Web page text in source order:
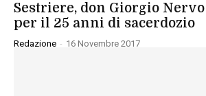
Sestriere, don Giorgio
per il 25 anni di sacerdozio
Redazione - 16 Novembre 2017